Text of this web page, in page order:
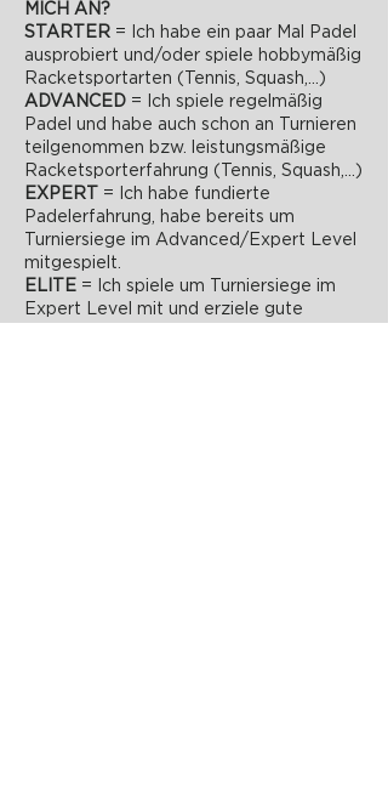
MICH AN?
STARTER = Ich habe ein paar Mal Padel
ausprobiert und/oder spiele hobbymäßig
Racketsportarten (Tennis, Squash,...)
ADVANCED = Ich spiele regelmäßig
Padel und habe auch schon an Turnieren
teilgenommen bzw. leistungsmäßige
Racketsporterfahrung (Tennis, Squash,...)
EXPERT = Ich habe fundierte
Padelerfahrung, habe bereits um
Turniersiege im Advanced/Expert Level
mitgespielt.
ELITE = Ich spiele um Turniersiege im
Expert Level mit und erziele gute